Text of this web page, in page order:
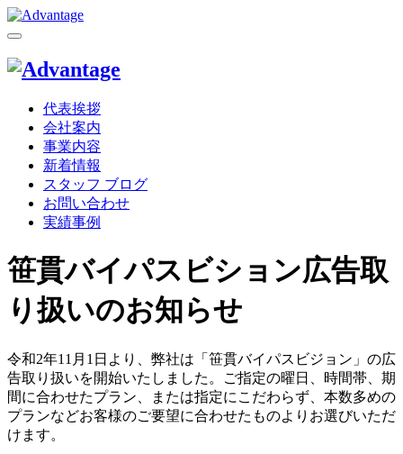
代表挨拶
会社案内
事業内容
新着情報
スタッフ ブログ
お問い合わせ
実績事例
笹貫バイパスビション広告取
り扱いのお知らせ
令和2年11月1日より、弊社は「笹貫バイパスビジョン」の広
告取り扱いを開始いたしました。ご指定の曜日、時間帯、期
間に合わせたプラン、または指定にこだわらず、本数多めの
プランなどお客様のご要望に合わせたものよりお選びいただ
けます。